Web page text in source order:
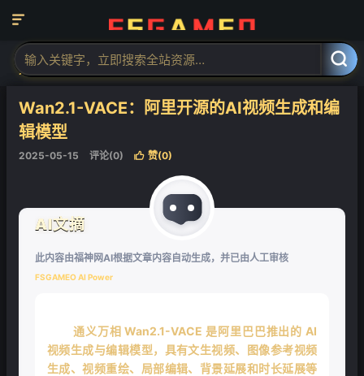


当前位置：福神网-专注分享最实用的软件、工具、资讯
AI视
频工具
Wan2.1-VACE：阿里开源的AI视频生成和编
辑模型
2025-05-15 评论(0)  赞(0)
AI文摘
此内容由福神网AI根据文章内容自动生成，并已由人工审核
FSGAMEO AI Power
通义万相 Wan2.1-VACE 是阿里巴巴推出的 AI
视频生成与编辑模型，具有文生视频、图像参考视频
生成、视频重绘、局部编辑、背景延展和时长延展等